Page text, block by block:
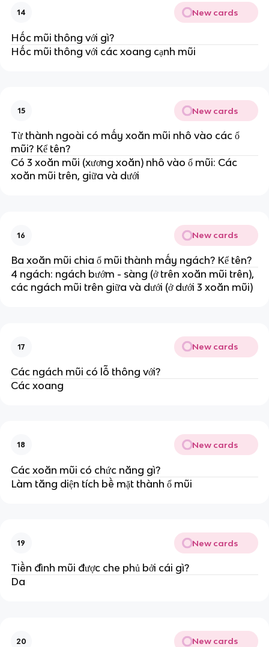
14 New cards
Hốc mũi thông với gì?
Hốc mũi thông với các xoang cạnh mũi
15 New cards
Từ thành ngoài có mấy xoăn mũi nhô vào các ổ
mũi? Kể tên?
Có 3 xoăn mũi (xương xoăn) nhô vào ổ mũi: Các
xoăn mũi trên, giữa và dưới
16 New cards
Ba xoăn mũi chia ổ mũi thành mấy ngách? Kể tên?
4 ngách: ngách bướm - sàng (ở trên xoăn mũi trên),
các ngách mũi trên giữa và dưới (ở dưới 3 xoăn mũi)
17 New cards
Các ngách mũi có lỗ thông với?
Các xoang
18 New cards
Các xoăn mũi có chức năng gì?
Làm tăng diện tích bề mặt thành ổ mũi
19 New cards
Tiền đình mũi được che phủ bởi cái gì?
Da
20 New cards